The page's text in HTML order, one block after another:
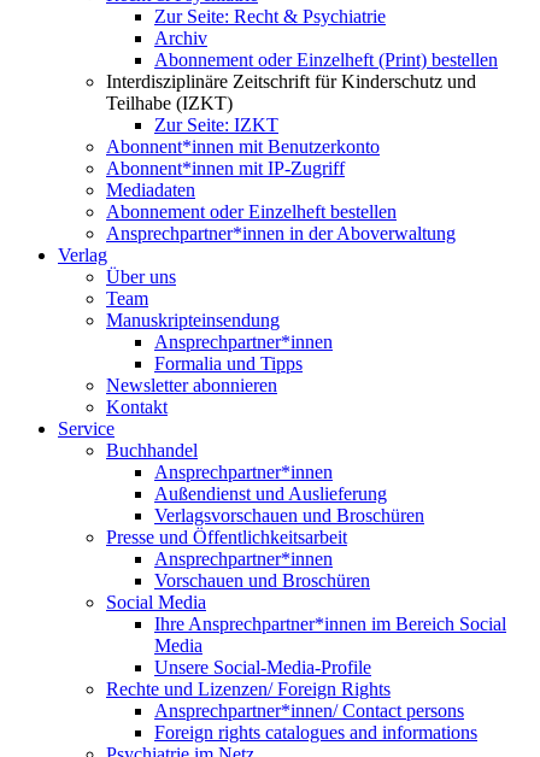
Zur Seite: Recht & Psychiatrie
Archiv
Abonnement oder Einzelheft (Print) bestellen
Interdisziplinäre Zeitschrift für Kinderschutz und
Teilhabe (IZKT)
Zur Seite: IZKT
Abonnent*innen mit Benutzerkonto
Abonnent*innen mit IP-Zugriff
Mediadaten
Abonnement oder Einzelheft bestellen
Ansprechpartner*innen in der Aboverwaltung
Verlag
Über uns
Team
Manuskripteinsendung
Ansprechpartner*innen
Formalia und Tipps
Newsletter abonnieren
Kontakt
Service
Buchhandel
Ansprechpartner*innen
Außendienst und Auslieferung
Verlagsvorschauen und Broschüren
Presse und Öffentlichkeitsarbeit
Ansprechpartner*innen
Vorschauen und Broschüren
Social Media
Ihre Ansprechpartner*innen im Bereich Social
Media
Unsere Social-Media-Profile
Rechte und Lizenzen/ Foreign Rights
Ansprechpartner*innen/ Contact persons
Foreign rights catalogues and informations